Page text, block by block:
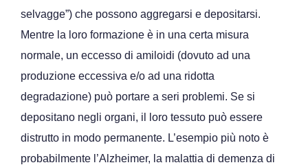
selvagge”) che possono aggregarsi e depositarsi.
Mentre la loro formazione è in una certa misura
normale, un eccesso di amiloidi (dovuto ad una
produzione eccessiva e/o ad una ridotta
degradazione) può portare a seri problemi. Se si
depositano negli organi, il loro tessuto può essere
distrutto in modo permanente. L’esempio più noto è
probabilmente l’Alzheimer, la malattia di demenza di